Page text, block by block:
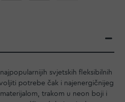
svjetskih fleksibilnih
potrebe čak i najenergičnijeg
trakom u neon boji i